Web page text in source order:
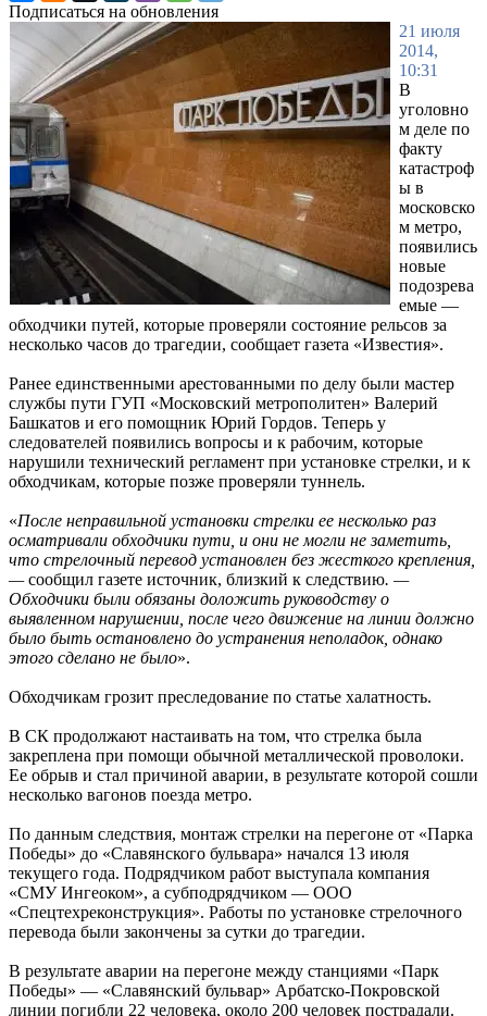
Подписаться на обновления
21 июля
2014,
10:31
В
уголовно
м деле по
факту
катастроф
ы в
московско
м метро,
появились
новые
подозрева
емые —
обходчики путей, которые проверяли состояние рельсов за
несколько часов до трагедии, сообщает газета «Известия».
Ранее единственными арестованными по делу были мастер
службы пути ГУП «Московский метрополитен» Валерий
Башкатов и его помощник Юрий Гордов. Теперь у
следователей появились вопросы и к рабочим, которые
нарушили технический регламент при установке стрелки, и к
обходчикам, которые позже проверяли туннель.
«После неправильной установки стрелки ее несколько раз
осматривали обходчики пути, и они не могли не заметить,
что стрелочный перевод установлен без жесткого крепления,
—сообщил газете источник, близкий к следствию. —
Обходчики были обязаны доложить руководству о
выявленном нарушении, после чего движение на линии должно
было быть остановлено до устранения неполадок, однако
этого сделано не было».
Обходчикам грозит преследование по статье халатность.
В СК продолжают настаивать на том, что стрелка была
закреплена при помощи обычной металлической проволоки.
Ее обрыв и стал причиной аварии, в результате которой сошли
несколько вагонов поезда метро.
По данным следствия, монтаж стрелки на перегоне от «Парка
Победы» до «Славянского бульвара» начался 13 июля
текущего года. Подрядчиком работ выступала компания
«СМУ Ингеоком», а субподрядчиком — ООО
«Спецтехреконструкция». Работы по установке стрелочного
перевода были закончены за сутки до трагедии.
В результате аварии на перегоне между станциями «Парк
Победы» — «Славянский бульвар» Арбатско-Покровской
линии погибли 22 человека, около 200 человек пострадали.